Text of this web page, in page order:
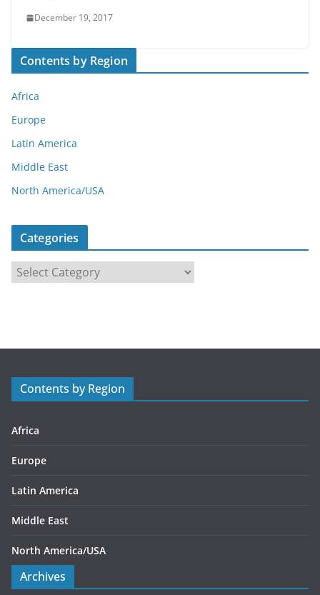
December 19, 2017
Contents by Region
Africa
Europe
Latin America
Middle East
North America/USA
Categories
a
r
s
Contents by Region
Africa
Europe
Latin America
Middle East
North America/USA
Archives